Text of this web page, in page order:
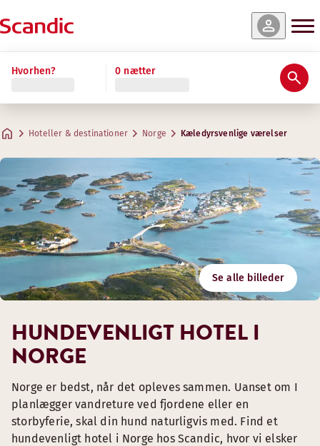
Hvorhen? 0 nætter
Hoteller & destinationer Norge Kæledyrsvenlige værelser
Se alle billeder
HUNDEVENLIGT HOTEL I
NORGE
Norge er bedst, når det opleves sammen. Uanset om I
planlægger vandreture ved fjordene eller en
storbyferie, skal din hund naturligvis med. Find et
hundevenligt hotel i Norge hos Scandic, hvor vi elsker